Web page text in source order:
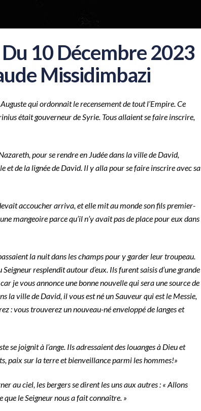
10 Décembre 2023
Missidimbazi
qui ordonnait le recensement de tout l’Empire. Ce
était gouverneur de Syrie. Tous allaient se faire inscrire,
pour se rendre en Judée dans la ville de David,
et de la lignée de David. Il y alla pour se faire inscrire avec sa
accoucher arriva, et elle mit au monde son fils premier-
mangeoire parce qu’il n’y avait pas de place pour eux dans
la nuit dans les champs pour y garder leur troupeau.
resplendit autour d’eux. Ils furent saisis d’une grande
je vous annonce une bonne nouvelle qui sera une source de
la ville de David, il vous est né un Sauveur qui est le Messie,
: vous trouverez un nouveau-né enveloppé de langes et
se joignit à l’ange. Ils adressaient des louanges à Dieu et
paix sur la terre et bienveillance parmi les hommes!»
au ciel, les bergers se dirent les uns aux autres : « Allons
que le Seigneur nous a fait connaître. »